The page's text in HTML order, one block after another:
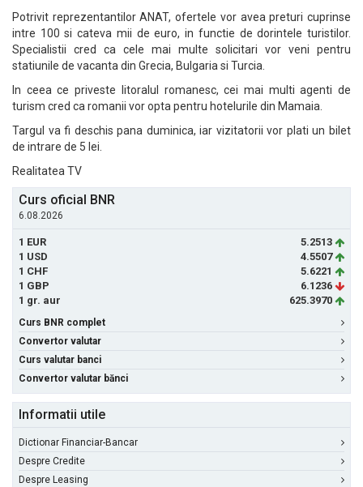
Potrivit reprezentantilor ANAT, ofertele vor avea preturi cuprinse
intre 100 si cateva mii de euro, in functie de dorintele turistilor.
Specialistii cred ca cele mai multe solicitari vor veni pentru
statiunile de vacanta din Grecia, Bulgaria si Turcia.
In ceea ce priveste litoralul romanesc, cei mai multi agenti de
turism cred ca romanii vor opta pentru hotelurile din Mamaia.
Targul va fi deschis pana duminica, iar vizitatorii vor plati un bilet
de intrare de 5 lei.
Realitatea TV
Curs oficial BNR
6.08.2026
1 EUR
5.2513
1 USD
4.5507
1 CHF
5.6221
1 GBP
6.1236
1 gr. aur
625.3970
Curs BNR complet
Convertor valutar
Curs valutar banci
Convertor valutar bănci
Informatii utile
Dictionar Financiar-Bancar
Despre Credite
Despre Leasing